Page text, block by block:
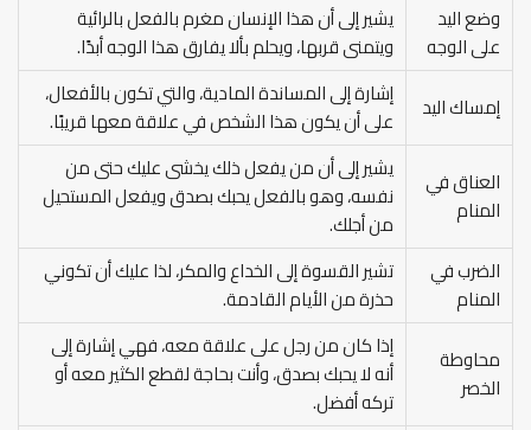
وضع اليد
على الوجه
يشير إلى أن هذا الإنسان مغرم بالفعل بالرائية
ويتمنى قربها، ويحلم بألا يفارق هذا الوجه أبدًا.
إمساك اليد
إشارة إلى المساندة المادية، والتي تكون بالأفعال،
على أن يكون هذا الشخص في علاقة معها قريبًا.
العناق في
المنام
يشير إلى أن من يفعل ذلك يخشى عليك حتى من
نفسه، وهو بالفعل يحبك بصدق ويفعل المستحيل
من أجلك.
الضرب في
المنام
تشير القسوة إلى الخداع والمكر، لذا عليك أن تكوني
حذرة من الأيام القادمة.
محاوطة
الخصر
إذا كان من رجل على علاقة معه، فهي إشارة إلى
أنه لا يحبك بصدق، وأنت بحاجة لقطع الكثير معه أو
تركه أفضل.